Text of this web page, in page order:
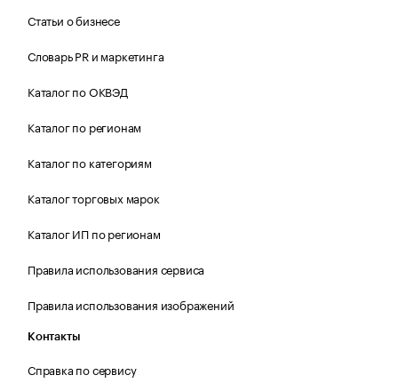
Статьи о бизнесе
Словарь PR и маркетинга
Каталог по ОКВЭД
Каталог по регионам
Каталог по категориям
Каталог торговых марок
Каталог ИП по регионам
Правила использования сервиса
Правила использования изображений
Контакты
Справка по сервису